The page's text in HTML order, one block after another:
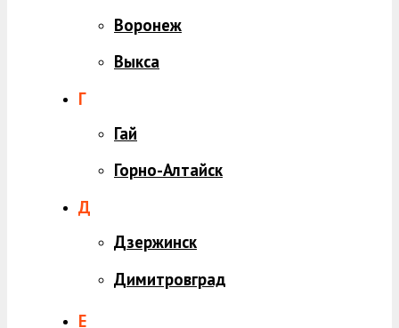
Воронеж
Выкса
Г
Гай
Горно-Алтайск
Д
Дзержинск
Димитровград
Е